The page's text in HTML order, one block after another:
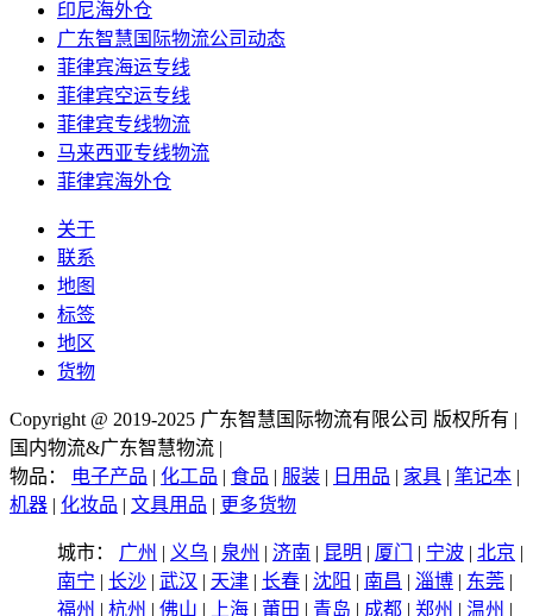
印尼海外仓
广东智慧国际物流公司动态
菲律宾海运专线
菲律宾空运专线
菲律宾专线物流
马来西亚专线物流
菲律宾海外仓
关于
联系
地图
标签
地区
货物
Copyright @ 2019-2025 广东智慧国际物流有限公司 版权所有 |
国内物流&广东智慧物流 |
物品：
电子产品 | 化工品 | 食品 | 服装 | 日用品 | 家具 | 笔记本 |
机器 | 化妆品 | 文具用品 | 更多货物
城市： 广州 | 义乌 | 泉州 | 济南 | 昆明 | 厦门 | 宁波 | 北京 |
南宁 | 长沙 | 武汉 | 天津 | 长春 | 沈阳 | 南昌 | 淄博 | 东莞 |
福州 | 杭州 | 佛山 | 上海 | 莆田 | 青岛 | 成都 | 郑州 | 温州 |